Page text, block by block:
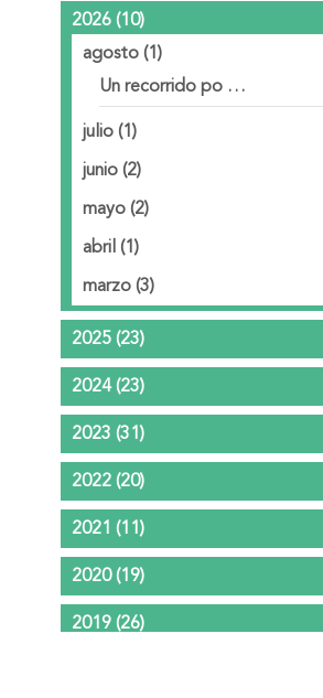
2026(10)
agosto(1)
Un recorrido po …
julio(1)
junio(2)
mayo(2)
abril(1)
marzo(3)
2025(23)
2024(23)
2023(31)
2022(20)
2021(11)
2020(19)
2019(26)